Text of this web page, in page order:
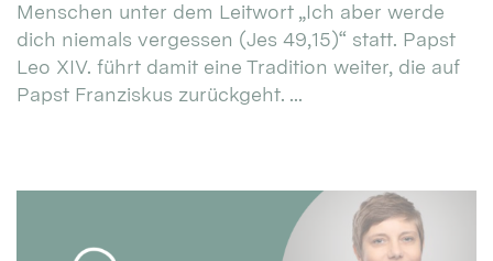
Menschen unter dem Leitwort „Ich aber werde
dich niemals vergessen (Jes 49,15)“ statt. Papst
Leo XIV. führt damit eine Tradition weiter, die auf
Papst Franziskus zurückgeht. ...